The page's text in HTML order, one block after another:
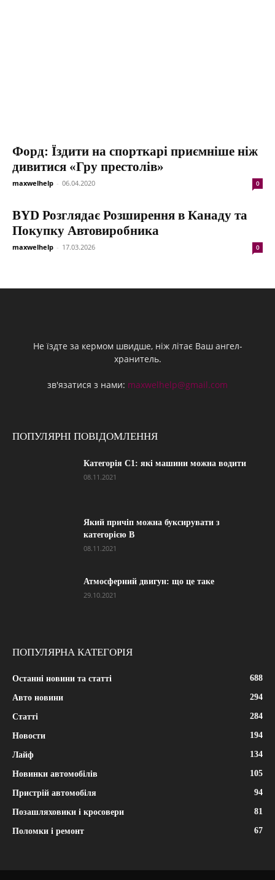
Форд: Їздити на спорткарі приємніше ніж
дивитися «Гру престолів»
maxwelhelp - 06.04.2020 0
BYD Розглядає Розширення в Канаду та
Покупку Автовиробника
maxwelhelp - 17.03.2026 0
Не їздте за кермом швидше, ніж літає Ваш ангел-
хранитель.
зв'язатися з нами: maxwelhelp@gmail.com
ПОПУЛЯРНІ ПОВІДОМЛЕННЯ
Категорія С1: які машини можна водити
08.11.2021
Який причіп можна буксирувати з
категорією В
08.11.2021
Атмосферний двигун: що це таке
29.10.2021
ПОПУЛЯРНА КАТЕГОРІЯ
Останні новини та статті 688
Авто новини 294
Статті 284
Новости 194
Лайф 134
Новинки автомобілів 105
Пристрій автомобіля 94
Позашляховики і кросовери 81
Поломки і ремонт 67